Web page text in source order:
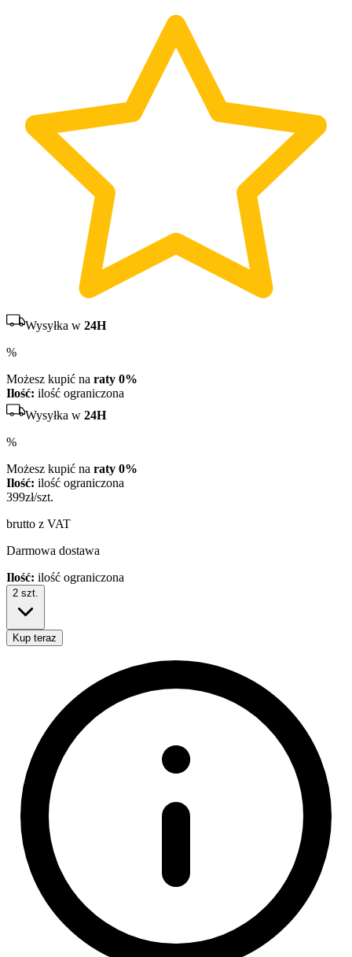
Wysyłka w 24H
%
Możesz kupić na raty 0%
Ilość: ilość ograniczona
Wysyłka w 24H
%
Możesz kupić na raty 0%
Ilość: ilość ograniczona
399zł/szt.
brutto z VAT
Darmowa dostawa
Ilość: ilość ograniczona
2 szt.
Kup teraz